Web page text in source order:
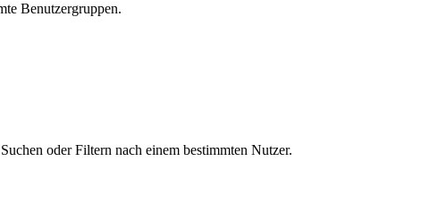
Benutzergruppen.
oder Filtern nach einem bestimmten Nutzer.